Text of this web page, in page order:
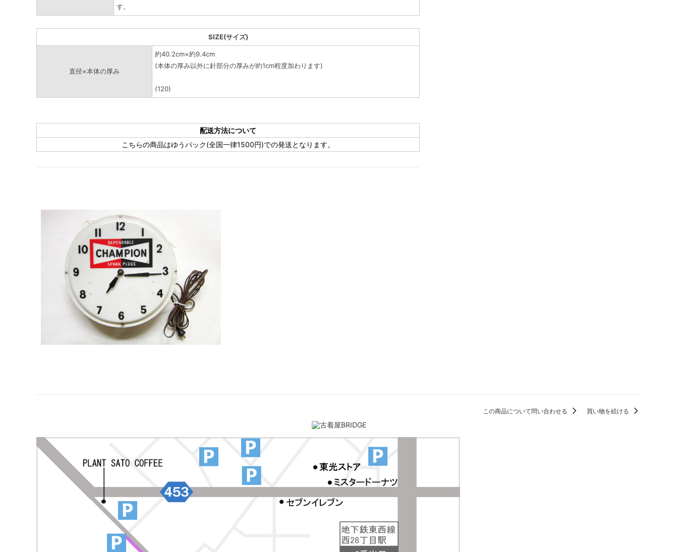
す。
SIZE(サイズ)
直径×本体の厚み
約40.2cm×約9.4cm
(本体の厚み以外に針部分の厚みが約1cm程度加わります)
(120)
配送方法について
こちらの商品はゆうパック(全国一律1500円)での発送となります。
この商品について問い合わせる 買い物を続ける